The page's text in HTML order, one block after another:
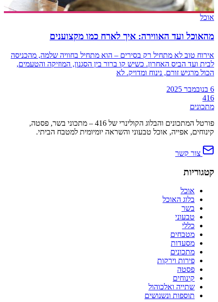
אוכל
מהאוכל ועד האווירה: איך לארח כמו מקצוענים
אירוח טוב לא מתחיל רק בסירים – הוא מתחיל בחוויה שלמה, מהכניסה
לבית ועד הביס האחרון. כשיש קו ברור בין הסגנון, המוזיקה והטעמים,
הכול מרגיש זורם, נינוח ומדויק. לא
6 בנובמבר 2025
416
מתכונים
פורטל המתכונים והבלוג הקולינרי של 416 – מתכוני בשר, פסטה,
קינוחים, אפייה, אוכל טבעוני והשראה יומיומית למטבח הביתי.
צור קשר
קטגוריות
אוכל
בלוג האוכל
בשר
טבעוני
כללי
מטבחים
מסעדות
מתכונים
פירות וירקות
פסטה
קינוחים
שתייה ואלכוהול
תוספות ונשנושים